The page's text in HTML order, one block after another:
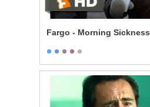
Fargo - Morning Sickness